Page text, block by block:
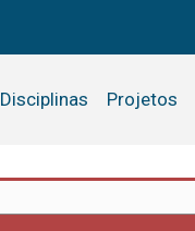
Disciplinas Projetos